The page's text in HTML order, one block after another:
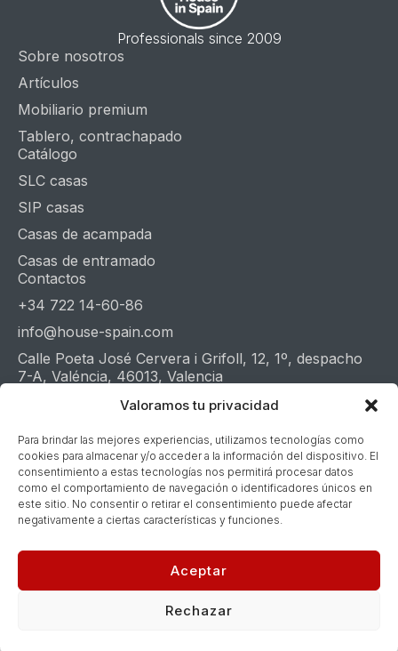
Valoramos tu privacidad
Para brindar las mejores experiencias, utilizamos tecnologías como
cookies para almacenar y/o acceder a la información del dispositivo. El
consentimiento a estas tecnologías nos permitirá procesar datos
como el comportamiento de navegación o identificadores únicos en
este sitio. No consentir o retirar el consentimiento puede afectar
negativamente a ciertas características y funciones.
Aceptar
Rechazar
Professionals since 2009
Sobre nosotros
Artículos
Mobiliario premium
Tablero, contrachapado
Catálogo
SLC casas
SIP casas
Casas de acampada
Casas de entramado
Contactos
+34 722 14-60-86
info@house-spain.com
Calle Poeta José Cervera i Grifoll, 12, 1º, despacho
7-A, Valéncia, 46013, Valencia
Averigüe el valor de su casa en 1 minuto
Presupuesto en 48 horas
© 2026. House in Spain.
Desarrollo y diseño